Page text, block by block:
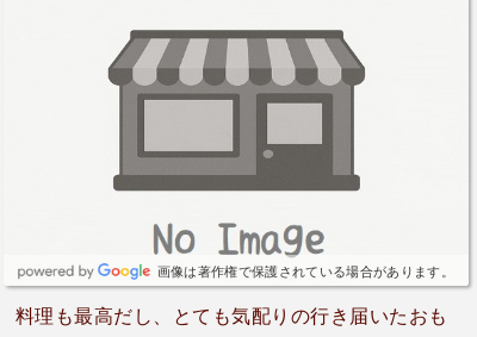
画像は著作権で保護されている場合があります。
料理も最高だし、とても気配りの行き届いたおも